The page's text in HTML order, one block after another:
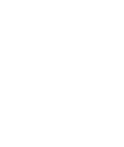
schon?